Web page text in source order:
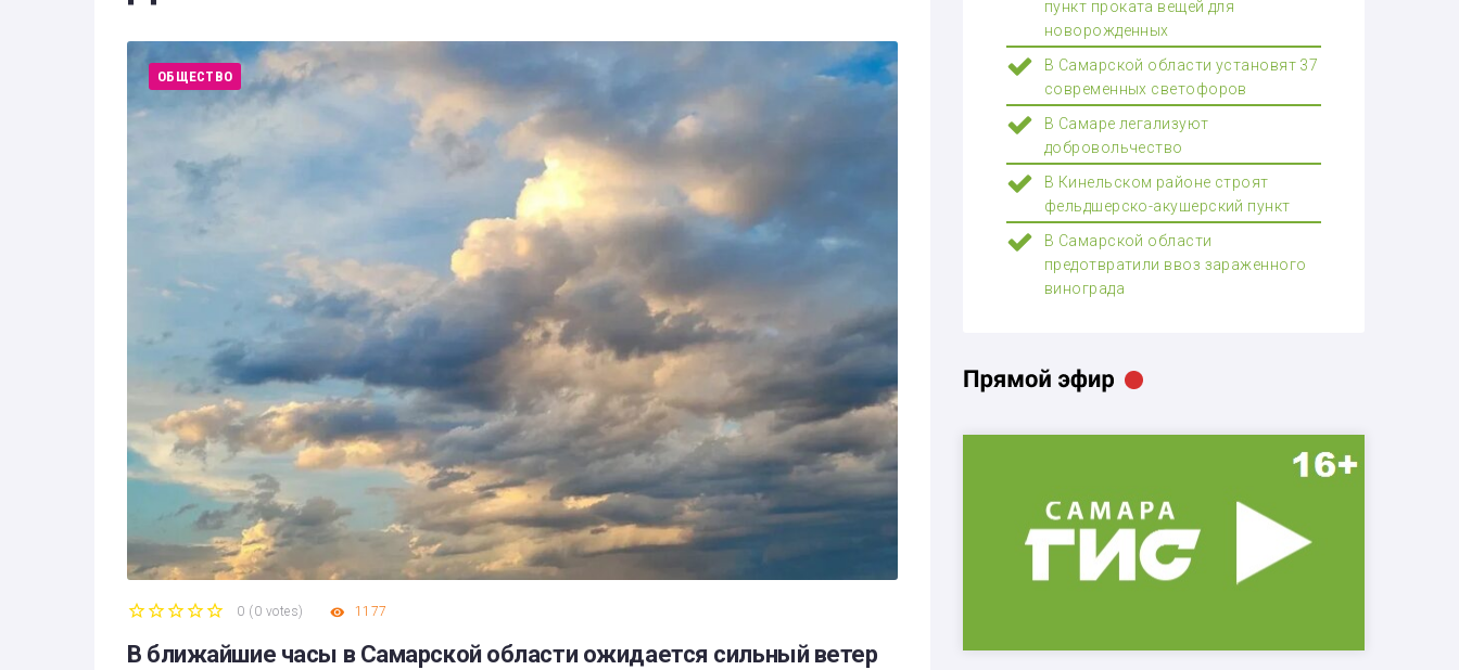
Здоровье
ОБЩЕСТВО
0 ( 0 votes) 1177
В ближайшие часы в Самарской области ожидается сильный ветер
пункт проката вещей для
новорожденных
В Самарской области установят 37
современных светофоров
В Самаре легализуют
добровольчество
В Кинельском районе строят
фельдшерско-акушерский пункт
В Самарской области
предотвратили ввоз зараженного
винограда